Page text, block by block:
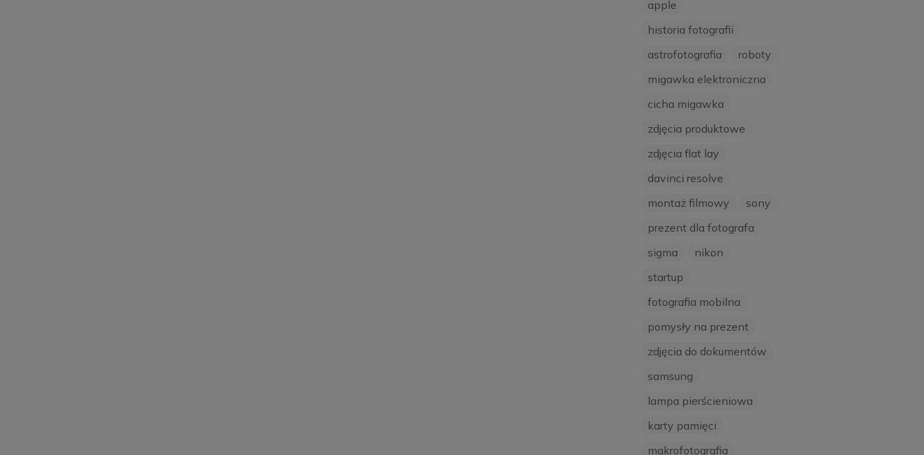
apple
historia fotografii
astrofotografia
roboty
migawka elektroniczna
cicha migawka
zdjęcia produktowe
zdjęcia flat lay
davinci resolve
montaż filmowy
sony
prezent dla fotografa
sigma
nikon
startup
fotografia mobilna
pomysły na prezent
zdjęcia do dokumentów
samsung
lampa pierścieniowa
karty pamięci
makrofotografia